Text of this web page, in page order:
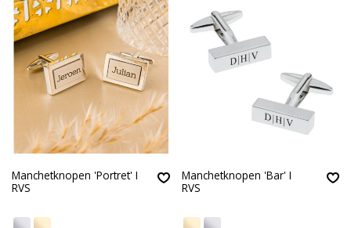
Manchetknopen 'Portret' I
RVS
Manchetknopen 'Bar' I
RVS